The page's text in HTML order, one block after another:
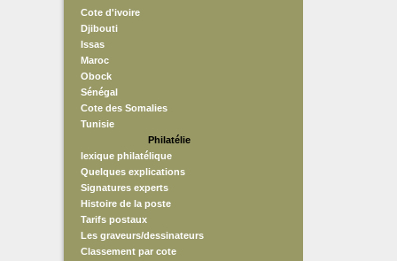
Cote d'ivoire
Djibouti
Issas
Maroc
Obock
Sénégal
Cote des Somalies
Tunisie
Philatélie
lexique philatélique
Quelques explications
Signatures experts
Histoire de la poste
Tarifs postaux
Les graveurs/dessinateurs
Classement par cote